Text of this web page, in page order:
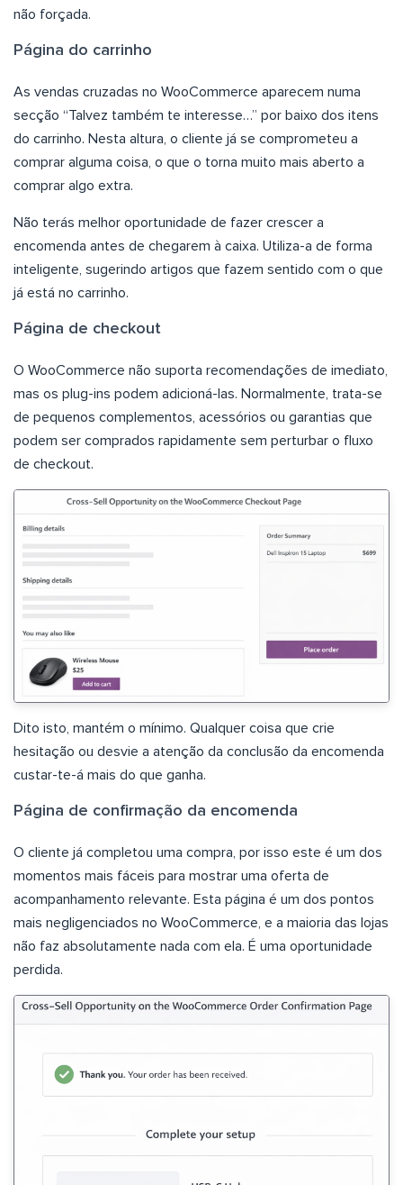
não forçada.
Página do carrinho
As vendas cruzadas no WooCommerce aparecem numa
secção “Talvez também te interesse…” por baixo dos itens
do carrinho. Nesta altura, o cliente já se comprometeu a
comprar alguma coisa, o que o torna muito mais aberto a
comprar algo extra.
Não terás melhor oportunidade de fazer crescer a
encomenda antes de chegarem à caixa. Utiliza-a de forma
inteligente, sugerindo artigos que fazem sentido com o que
já está no carrinho.
Página de checkout
O WooCommerce não suporta recomendações de imediato,
mas os plug-ins podem adicioná-las. Normalmente, trata-se
de pequenos complementos, acessórios ou garantias que
podem ser comprados rapidamente sem perturbar o fluxo
de checkout.
Dito isto, mantém o mínimo. Qualquer coisa que crie
hesitação ou desvie a atenção da conclusão da encomenda
custar-te-á mais do que ganha.
Página de confirmação da encomenda
O cliente já completou uma compra, por isso este é um dos
momentos mais fáceis para mostrar uma oferta de
acompanhamento relevante. Esta página é um dos pontos
mais negligenciados no WooCommerce, e a maioria das lojas
não faz absolutamente nada com ela. É uma oportunidade
perdida.